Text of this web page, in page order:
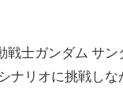
士ガンダム サ
ナリオに挑戦し